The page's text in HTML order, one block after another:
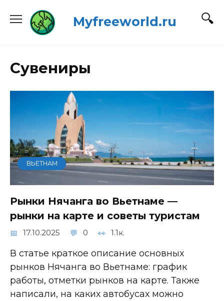
содержанию
Myfreeworld.ru
Сувениры
ВЬЕТНАМ
Рынки Нячанга во Вьетнаме —
рынки на карте и советы туристам
17.10.2025 0 1.1к.
В статье краткое описание основных
рынков Нячанга во Вьетнаме: график
работы, отметки рынков на карте. Также
написали, на каких автобусах можно